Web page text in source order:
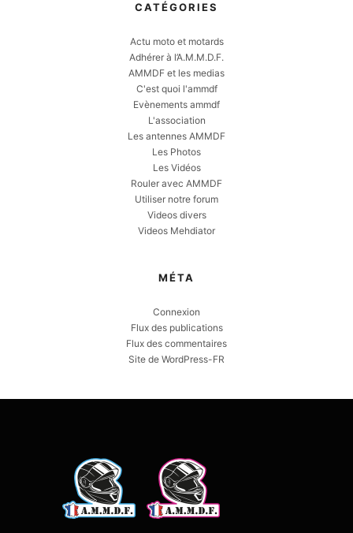
CATÉGORIES
Actu moto et motards
Adhérer à l’A.M.M.D.F.
AMMDF et les medias
C'est quoi l'ammdf
Evènements ammdf
L'association
Les antennes AMMDF
Les Photos
Les Vidéos
Rouler avec AMMDF
Utiliser notre forum
Videos divers
Videos Mehdiator
MÉTA
Connexion
Flux des publications
Flux des commentaires
Site de WordPress-FR